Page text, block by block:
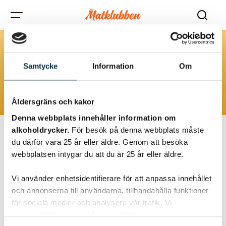
Samtycke Information Om
Åldersgräns och kakor
Denna webbplats innehåller information om
alkoholdrycker. För besök på denna webbplats måste
du därför vara 25 år eller äldre. Genom att besöka
webbplatsen intygar du att du är 25 år eller äldre.
Vi använder enhetsidentifierare för att anpassa innehållet
och annonserna till användarna, tillhandahålla funktioner
för sociala medier och analysera vår trafik. Vi
Brouilly